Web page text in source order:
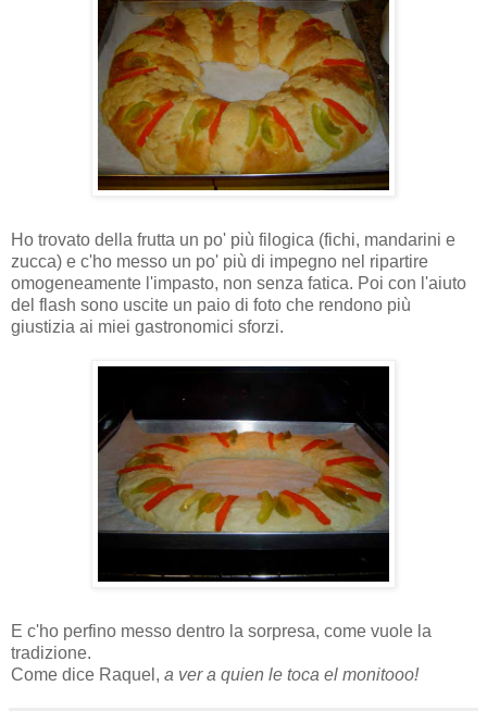
Ho trovato della frutta un po' più filogica (fichi, mandarini e
zucca) e c'ho messo un po' più di impegno nel ripartire
omogeneamente l'impasto, non senza fatica. Poi con l'aiuto
del flash sono uscite un paio di foto che rendono più
giustizia ai miei gastronomici sforzi.
E c'ho perfino messo dentro la sorpresa, come vuole la
tradizione.
Come dice Raquel, a ver a quien le toca el monitooo!